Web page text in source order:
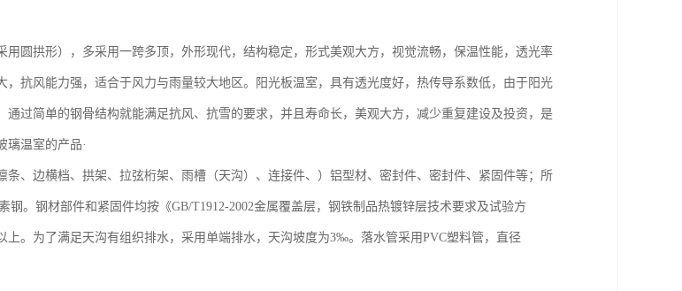
用圆拱形），多采用一跨多顶，外形现代，结构稳定，形式美观大方，视觉流畅，保温性能，透光率
，抗风能力强，适合于风力与雨量较大地区。阳光板温室，具有透光度好，热传导系数低，由于阳光
通过简单的钢骨结构就能满足抗风、抗雪的要求，并且寿命长，美观大方，减少重复建设及投资，是
璃温室的产品·
条、边横档、拱架、拉弦桁架、雨槽（天沟）、连接件、）铝型材、密封件、密封件、紧固件等；所
钢。钢材部件和紧固件均按《GB/T1912-2002金属覆盖层，钢铁制品热镀锌层技术要求及试验方
上。为了满足天沟有组织排水，采用单端排水，天沟坡度为3‰。落水管采用PVC塑料管，直径